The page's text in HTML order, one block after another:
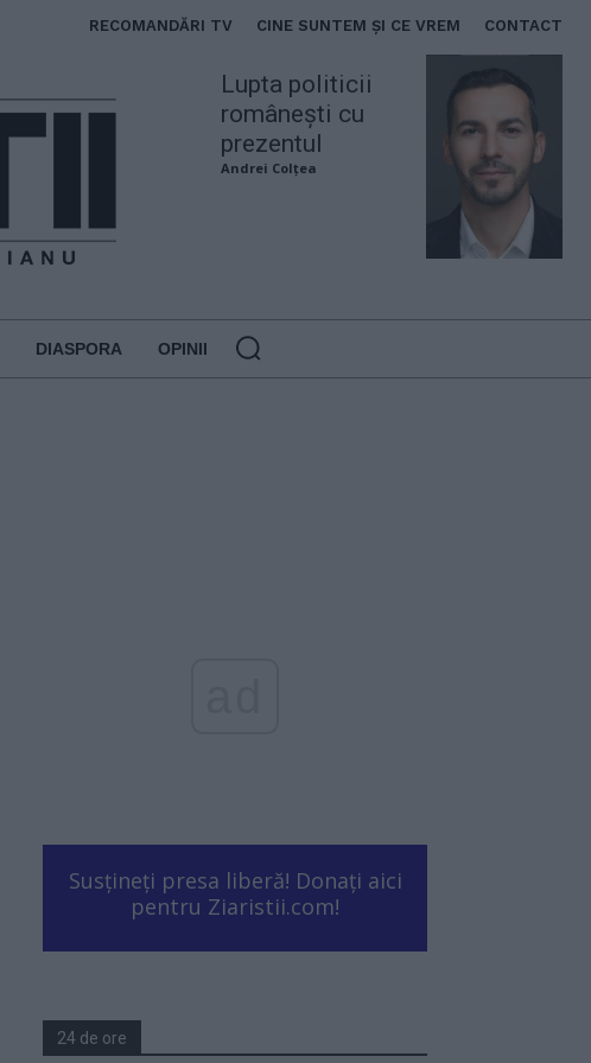
RECOMANDĂRI TV CINE SUNTEM ȘI CE VREM CONTACT
Lupta politicii
românești cu
prezentul
Andrei Colțea
DIASPORA OPINII
Susțineți presa liberă! Donați aici
pentru Ziaristii.com!
24 de ore